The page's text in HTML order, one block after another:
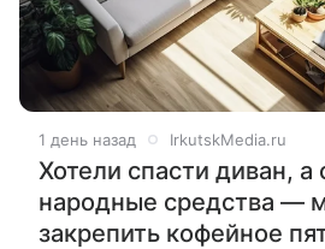
1 день назад IrkutskMedia.ru
Хотели спасти диван,
народные средства —
закрепить кофейное